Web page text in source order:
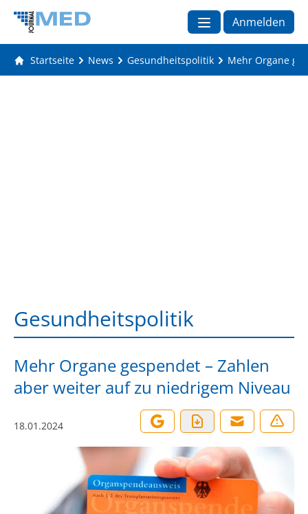
Anmelden
Startseite News Gesundheitspolitik Mehr Organe
Gesundheitspolitik
Mehr Organe gespendet – Zahlen
aber weiter auf zu niedrigem Niveau
18.01.2024